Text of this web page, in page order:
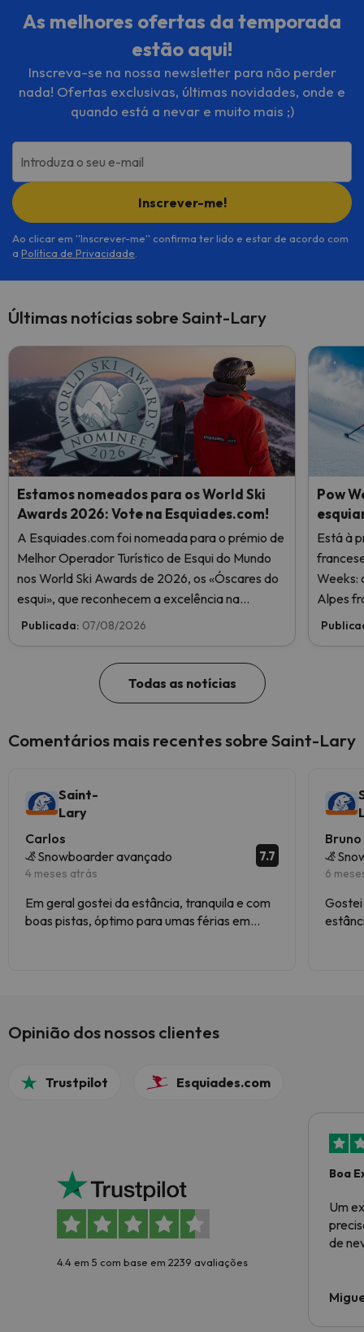
As melhores ofertas da temporada
estão aqui!
Inscreva-se na nossa newsletter para não perder
nada! Ofertas exclusivas, últimas novidades, onde e
quando está a nevar e muito mais ;)
Introduza o seu e-mail
Inscrever-me!
Ao clicar em ''Inscrever-me'' confirma ter lido e estar de acordo com
a Política de Privacidade
Últimas notícias sobre Saint-Lary
Estamos nomeados para os World Ski
Awards 2026: Vote na Esquiades.com!
A Esquiades.com foi nomeada para o prémio de
Melhor Operador Turístico de Esqui do Mundo
nos World Ski Awards de 2026, os «Óscares do
esqui», que reconhecem a excelência na
indústria do esqui. Vote agora e ajude-nos a
Publicada: 07/08/2026
Pow
Está à
Weeks:
Alpes
Todas as notícias
Comentários mais recentes sobre Saint-Lary
Saint-
Lary
Carlos
Snowboarder avançado
4 meses atrás
7.7
Em geral gostei da estância, tranquila e com
boas pistas, óptimo para umas férias em
Bruno
6
Opinião dos nossos clientes
Trustpilot Esquiades.com
4.4 em 5 com base em 2239 avaliações
Boa
Um
de